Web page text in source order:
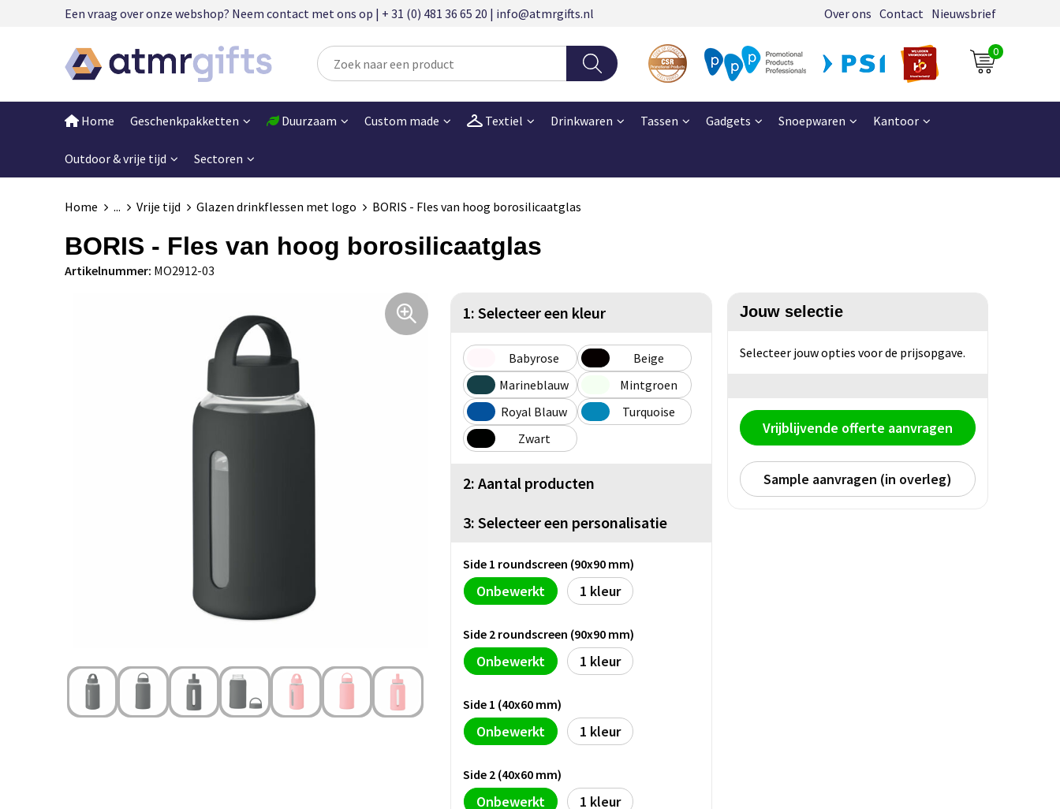
Een vraag over onze webshop? Neem contact met ons op | + 31 (0) 481 36 65 20 | info@atmrgifts.nl Over ons Contact Nieuwsbrief
0
Home Geschenkpakketten Duurzaam Custom made Textiel Drinkwaren Tassen Gadgets Snoepwaren Kantoor
Outdoor & vrije tijd Sectoren
Home ... Vrije tijd Glazen drinkflessen met logo BORIS - Fles van hoog borosilicaatglas
BORIS - Fles van hoog borosilicaatglas
Artikelnummer: MO2912-03
1: Selecteer een kleur
Babyrose
Beige
Marineblauw
Mintgroen
Royal Blauw
Turquoise
Zwart
2: Aantal producten
3: Selecteer een personalisatie
Side 1 roundscreen (90x90 mm)
Onbewerkt 1
Side 2 roundscreen (90x90 mm)
Onbewerkt 1
Side 1 (40x60 mm)
Onbewerkt 1
Side 2 (40x60 mm)
Onbewerkt 1
Jouw selectie
Selecteer jouw opties voor de prijsopgave.
Vrijblijvende offerte aanvragen
Sample aanvragen (in overleg)